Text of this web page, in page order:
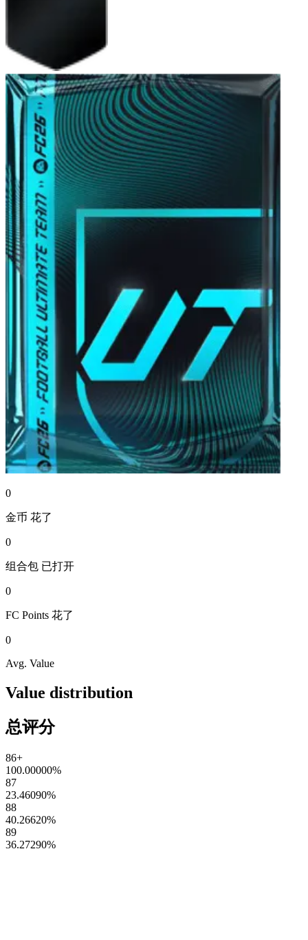
0
金币 花了
0
组合包 已打开
0
FC Points 花了
0
Avg. Value
Value distribution
总评分
86+
100.00000%
87
23.46090%
88
40.26620%
89
36.27290%